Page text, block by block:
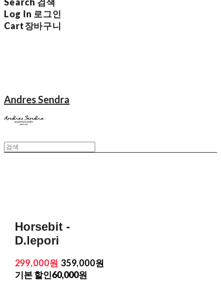
Log In 로그인
Cart장바구니
Andres Sendra
Horsebit -
D.lepori
299,000원 359,000원
기본 할인60,000원